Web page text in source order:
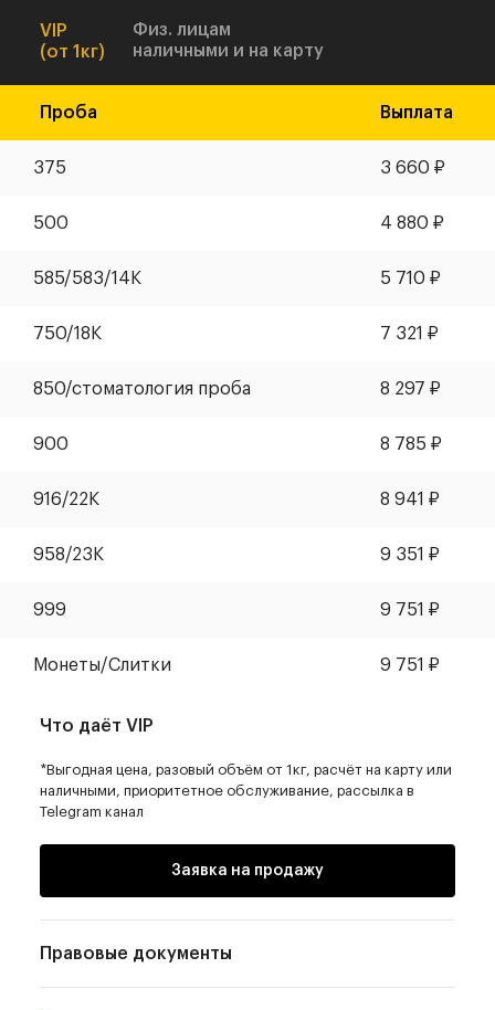
VIP
(от 1кг)
Физ. лицам
наличными и на карту
Проба Выплата
375 3 660 ₽
500 4 880 ₽
585/583/14К 5 710 ₽
750/18К 7 321 ₽
850/стоматология проба 8 297 ₽
900 8 785 ₽
916/22К 8 941 ₽
958/23К 9 351 ₽
999 9 751 ₽
Монеты/Слитки 9 751 ₽
Что даёт VIP
*Выгодная цена, разовый объём от 1кг, расчёт на карту или
наличными, приоритетное обслуживание, рассылка в
Telegram канал
Заявка на продажу
Правовые документы